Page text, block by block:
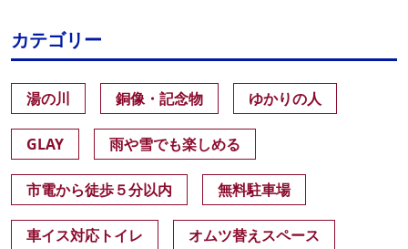
カテゴリー
湯の川 銅像・記念物 ゆかりの人
GLAY 雨や雪でも楽しめる
市電から徒歩５分以内 無料駐車場
車イス対応トイレ オムツ替えスペース